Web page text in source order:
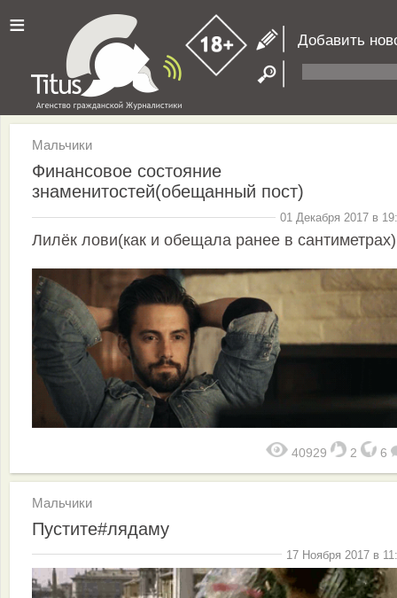
≡ Добавить
Мальчики
Финансовое состояние
знаменитостей(обещанный пост)
01 Декабря 2017 в
Лилёк лови(как и обещала ранее в сантиметрах)
40929 2 6
Мальчики
Пустите#лядаму
17 Ноября 2017 в